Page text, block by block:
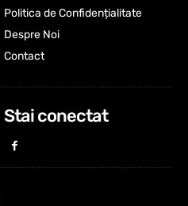
Politica de Confidențialitate
Despre Noi
Contact
Stai conectat